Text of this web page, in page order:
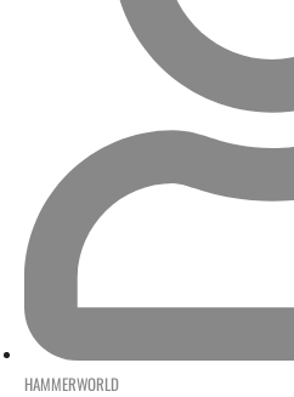
HAMMERWORLD